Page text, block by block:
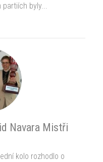
partiích byly...
Navara Mistři
kolo rozhodlo o